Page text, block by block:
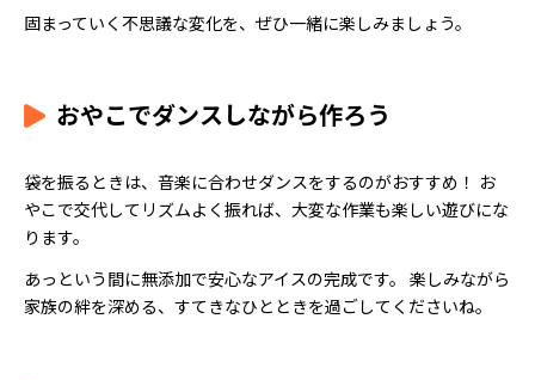
固まっていく不思議な変化を、ぜひ一緒に楽しみましょう。
おやこでダンスしながら作ろう
袋を振るときは、音楽に合わせダンスをするのがおすすめ！ お
やこで交代してリズムよく振れば、大変な作業も楽しい遊びにな
ります。
あっという間に無添加で安心なアイスの完成です。 楽しみながら
家族の絆を深める、すてきなひとときを過ごしてくださいね。